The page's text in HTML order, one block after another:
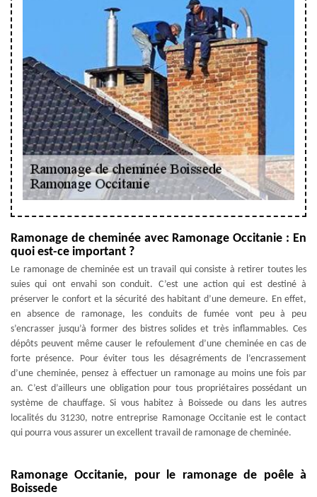
Ramonage de cheminée avec Ramonage Occitanie : En
quoi est-ce important ?
Le ramonage de cheminée est un travail qui consiste à retirer toutes les
suies qui ont envahi son conduit. C’est une action qui est destiné à
préserver le confort et la sécurité des habitant d’une demeure. En effet,
en absence de ramonage, les conduits de fumée vont peu à peu
s’encrasser jusqu’à former des bistres solides et très inflammables. Ces
dépôts peuvent même causer le refoulement d’une cheminée en cas de
forte présence. Pour éviter tous les désagréments de l’encrassement
d’une cheminée, pensez à effectuer un ramonage au moins une fois par
an. C’est d’ailleurs une obligation pour tous propriétaires possédant un
système de chauffage. Si vous habitez à Boissede ou dans les autres
localités du 31230, notre entreprise Ramonage Occitanie est le contact
qui pourra vous assurer un excellent travail de ramonage de cheminée.
Ramonage Occitanie, pour le ramonage de poêle à
Boissede